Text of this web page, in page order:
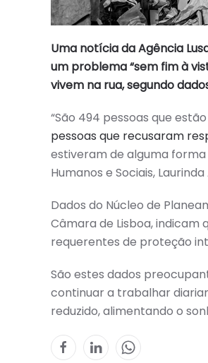
Uma notícia da Agência
um problema “sem fim à
vivem na rua, segundo
“São 494 pessoas que
pessoas que recusaram
estiveram de alguma
Humanos e Sociais, Laurinda
Dados do Núcleo de
Câmara de Lisboa, indicam
requerentes de proteção
São estes dados
continuar a trabalhar
reduzido, alimentando o